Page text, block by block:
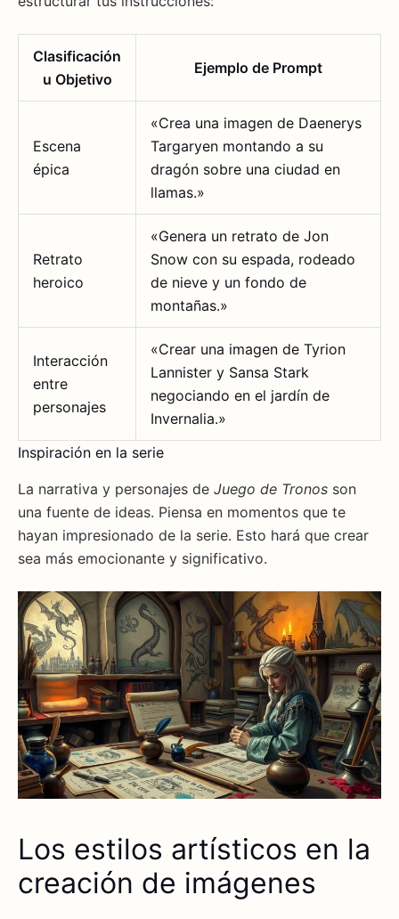
Clasificación
u Objetivo
Ejemplo de Prompt
Escena
épica
«Crea una imagen de Daenerys
Targaryen montando a su
dragón sobre una ciudad en
llamas.»
Retrato
heroico
«Genera un retrato de Jon
Snow con su espada, rodeado
de nieve y un fondo de
montañas.»
Interacción
entre
personajes
«Crear una imagen de Tyrion
Lannister y Sansa Stark
negociando en el jardín de
Invernalia.»
Inspiración en la serie
La narrativa y personajes de Juego de Tronos son
una fuente de ideas. Piensa en momentos que te
hayan impresionado de la serie. Esto hará que crear
sea más emocionante y significativo.
Los estilos artísticos en la
creación de imágenes